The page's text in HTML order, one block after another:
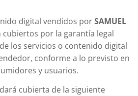
digital vendidos porSAMUEL
cubiertos por la garantía legal
los servicios o contenido digital
conforme a lo previsto en
y usuarios.
cubierta de la siguiente